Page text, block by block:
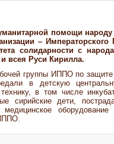
помощи
–
солидарности с
всея Руси Кирилла.
группы ИППО по
в детскую
в том числе
сирийские дети,